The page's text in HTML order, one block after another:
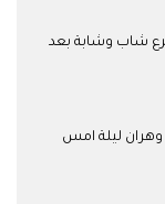
شاب وشابة بعد
وهران ليلة امس